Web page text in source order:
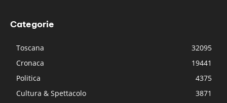
Categorie
Toscana
32095
Cronaca
19441
Politica
4375
Cultura & Spettacolo
3871